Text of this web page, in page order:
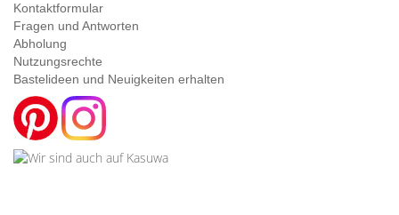
Kontaktformular
Fragen und Antworten
Abholung
Nutzungsrechte
Bastelideen und Neuigkeiten erhalten